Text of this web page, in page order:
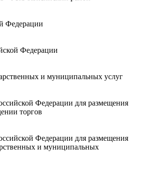
Федерации
Федерации
и муниципальных услуг
Федерации для размещения
торгов
Федерации для размещения
и муниципальных